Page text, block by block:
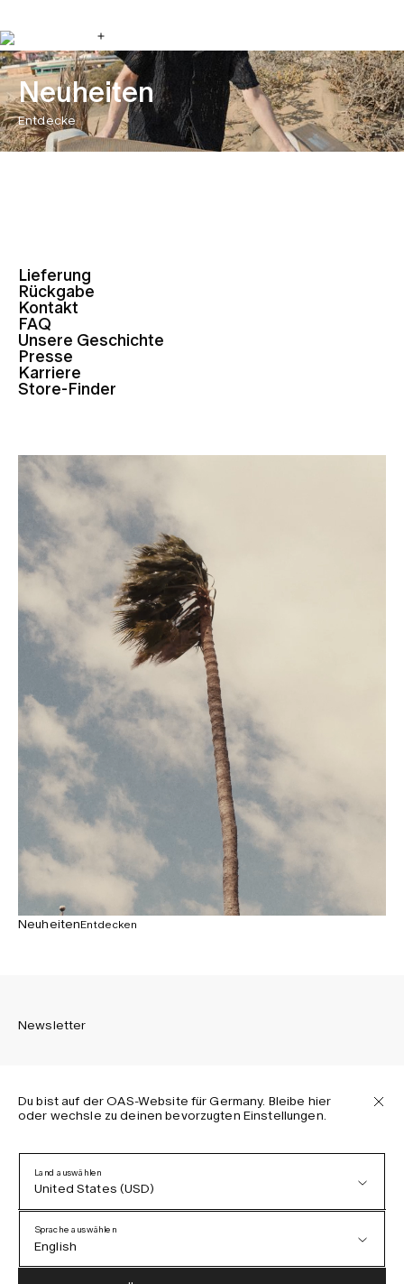
Neuheiten
Entdecke
Lieferung
Rückgabe
Kontakt
FAQ
Unsere Geschichte
Presse
Karriere
Store-Finder
NeuheitenEntdecken
Newsletter
Melden Sie sich an, um die neuesten Informationen über
Datenschutzerklärung
AGB
Barrierefreiheit
Cookie-Richtlinie
Du bist auf der OAS-Website für Germany. Bleibe hier
oder wechsle zu deinen bevorzugten Einstellungen.
Land auswählen
United States (USD)
Austria (EUR)
Sprache auswählen
English